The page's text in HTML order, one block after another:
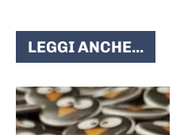
LEGGI ANCHE...